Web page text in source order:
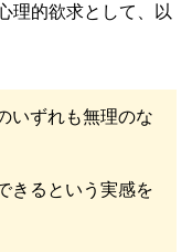
理的欲求として、以
いずれも無理のな
きるという実感を